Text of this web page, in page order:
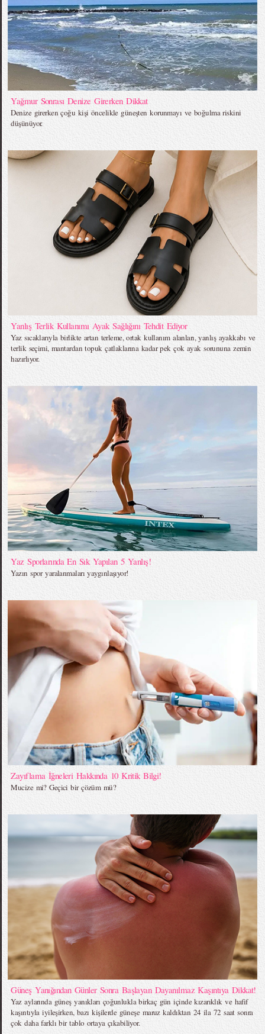
Yağmur Sonrası Denize Girerken Dikkat
Denize girerken çoğu kişi öncelikle güneşten korunmayı ve boğulma riskini
düşünüyor.
Yanlış Terlik Kullanımı Ayak Sağlığını Tehdit Ediyor
Yaz sıcaklarıyla birlikte artan terleme, ortak kullanım alanları, yanlış ayakkabı ve
terlik seçimi, mantardan topuk çatlaklarına kadar pek çok ayak sorununa zemin
hazırlıyor.
Yaz Sporlarında En Sık Yapılan 5 Yanlış!
Yazın spor yaralanmaları yaygınlaşıyor!
Zayıflama İğneleri Hakkında 10 Kritik Bilgi!
Mucize mi? Geçici bir çözüm mü?
Güneş Yanığından Günler Sonra Başlayan Dayanılmaz Kaşıntıya Dikkat!
Yaz aylarında güneş yanıkları çoğunlukla birkaç gün içinde kızarıklık ve hafif
kaşıntıyla iyileşirken, bazı kişilerde güneşe maruz kaldıktan 24 ila 72 saat sonra
çok daha farklı bir tablo ortaya çıkabiliyor.